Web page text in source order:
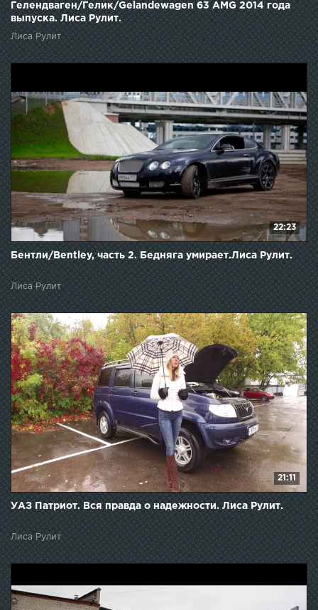
Гелендваген/Гелик/Gelandewagen 63 AMG 2014 года
выпуска. Лиса Рулит.
Лиса Рулит
22:23
Бентли/Bentley, часть 2. Бедняга умирает.Лиса Рулит.
Лиса Рулит
21:11
УАЗ Патриот. Вся правда о надежности. Лиса Рулит.
Лиса Рулит